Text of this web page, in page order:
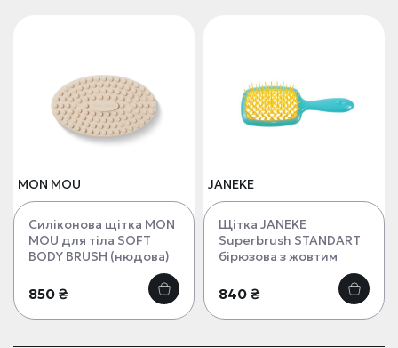
MON MOU
Силіконова щітка MON
MOU для тіла SOFT
BODY BRUSH (нюдова)
850 ₴
JANEKE
Щітка JANEKE
Superbrush STANDART
бірюзова з жовтим
840 ₴